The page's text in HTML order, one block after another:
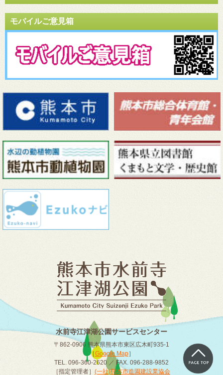
モバイルご意見箱
水前寺江津湖公園サービスセンター
〒862-0906 熊本県熊本市東区広木町935-1
［Google Map］
TEL. 096-360-2620 ／ FAX. 096-288-9852
［指定管理者］ (一社)熊本市造園建設業協会